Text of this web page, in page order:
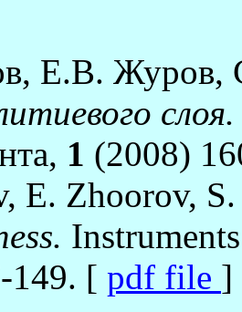
Е.В. Журов,
слоя.
1 (2008)
E. Zhoorov,
149. [ pdf file ]